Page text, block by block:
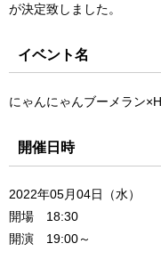
が決定致しました。
イベント名
にゃんにゃんブーメラン
開催日時
2022年05月04日（水）
開場 18:30
開演 19:00～